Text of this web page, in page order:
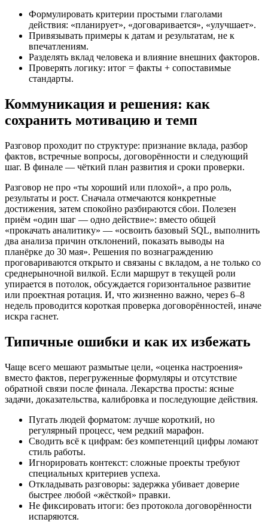
Формулировать критерии простыми глаголами
действия: «планирует», «договаривается», «улучшает».
Привязывать примеры к датам и результатам, не к
впечатлениям.
Разделять вклад человека и влияние внешних факторов.
Проверять логику: итог = факты + сопоставимые
стандарты.
Коммуникация и решения: как
сохранить мотивацию и темп
Разговор проходит по структуре: признание вклада, разбор
фактов, встречные вопросы, договорённости и следующий
шаг. В финале — чёткий план развития и сроки проверки.
Разговор не про «ты хороший или плохой», а про роль,
результаты и рост. Сначала отмечаются конкретные
достижения, затем спокойно разбираются сбои. Полезен
приём «один шаг — одно действие»: вместо общей
«прокачать аналитику» — «освоить базовый SQL, выполнить
два анализа причин отклонений, показать выводы на
планёрке до 30 мая». Решения по вознаграждению
проговариваются открыто и связаны с вкладом, а не только со
среднерыночной вилкой. Если маршрут в текущей роли
упирается в потолок, обсуждается горизонтальное развитие
или проектная ротация. И, что жизненно важно, через 6–8
недель проводится короткая проверка договорённостей, иначе
искра гаснет.
Типичные ошибки и как их избежать
Чаще всего мешают размытые цели, «оценка настроения»
вместо фактов, перегруженные формуляры и отсутствие
обратной связи после финала. Лекарства просты: ясные
задачи, доказательства, калибровка и последующие действия.
Пугать людей форматом: лучше короткий, но
регулярный процесс, чем редкий марафон.
Сводить всё к цифрам: без компетенций цифры ломают
стиль работы.
Игнорировать контекст: сложные проекты требуют
специальных критериев успеха.
Откладывать разговоры: задержка убивает доверие
быстрее любой «жёсткой» правки.
Не фиксировать итоги: без протокола договорённости
испаряются.